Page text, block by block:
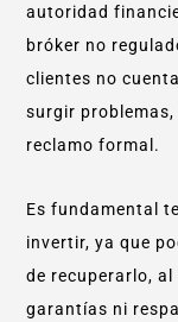
autoridad
bróker no
clientes no
surgir
reclamo formal.
Es fundamental
invertir, ya que
de recuperarlo,
garantías ni